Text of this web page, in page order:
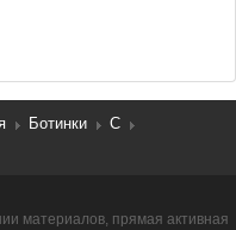
Ботинки
C
материалов, прямая активная